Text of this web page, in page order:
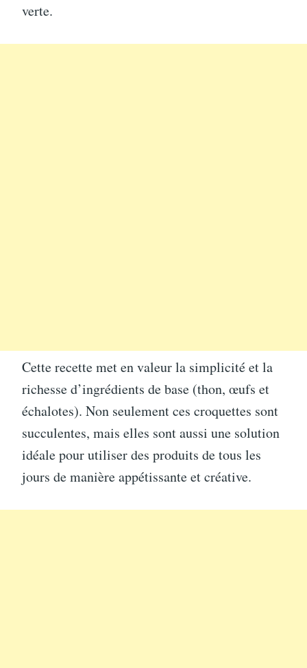
verte.
Cette recette met en valeur la simplicité et la
richesse d’ingrédients de base (thon, œufs et
échalotes). Non seulement ces croquettes sont
succulentes, mais elles sont aussi une solution
idéale pour utiliser des produits de tous les
jours de manière appétissante et créative.